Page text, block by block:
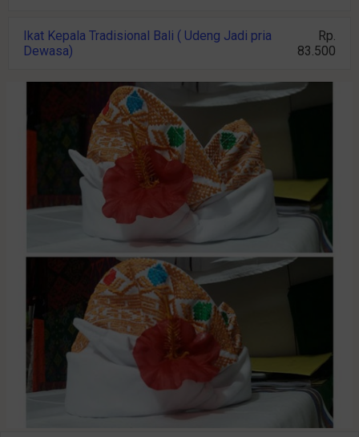
Ikat Kepala Tradisional Bali ( Udeng Jadi pria
Dewasa)
Rp.
83.500